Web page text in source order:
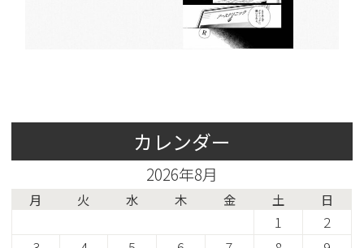
カレンダー
2026年8月
月 火 水 木 金 土 日
1
2